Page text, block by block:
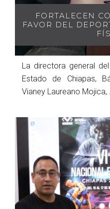
FORTALECEN
FAVOR DEL
La directora general
Estado de Chiapas,
Vianey Laureano